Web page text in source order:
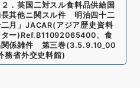
２．英国二対スル食料品供給国
長其他ニ関スル件 明治四十二
月 」 JACAR(アジア歴史資料
ー)Ref. B11092065400、 食
関係雑件 第三巻(3.5.9.10_00
務省外交史料館)